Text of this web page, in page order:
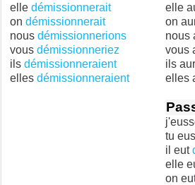
elle démissionnerait
on démissionnerait
nous démissionnerions
vous démissionneriez
ils démissionneraient
elles démissionneraient
elle
on
nous
vous
ils
elles
tu
il eut
elle
on